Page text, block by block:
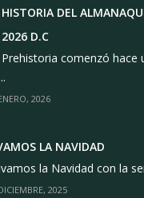
HISTORIA DEL
D.C
comenzó hace
2026
LA NAVIDAD
la Navidad con la
2025